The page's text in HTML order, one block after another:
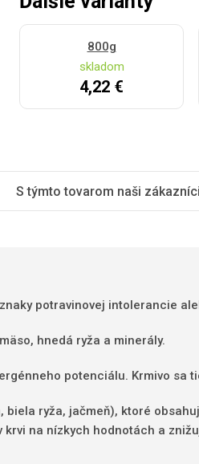
800g
skladom
4,22 €
S týmto tovarom naši
potravinovej intolerancie
hnedá ryža a minerály.
potenciálu. Krmivo
ryža, jačmeň), ktoré
na nízkych hodnotách a